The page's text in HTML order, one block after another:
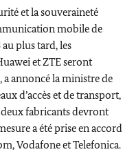
et la souveraineté
mobile de
plus tard, les
et ZTE seront
a annoncé la ministre de
d’accès et de transport,
deux fabricants devront
a été prise en accord
,VodafoneetTelefonica.